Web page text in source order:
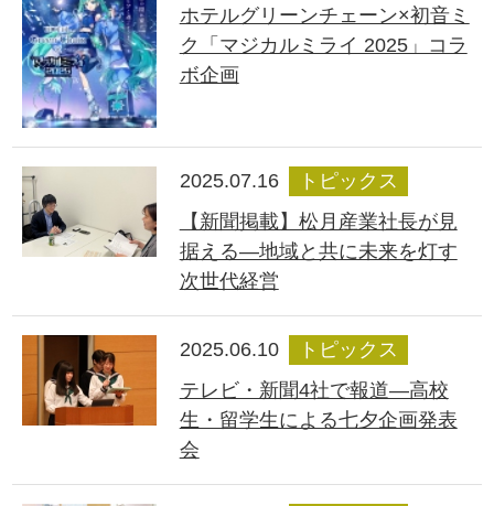
ホテルグリーンチェーン×初音ミ
ク「マジカルミライ 2025」コラ
ボ企画
2025.07.16
トピックス
【新聞掲載】松月産業社長が見
据える―地域と共に未来を灯す
次世代経営
2025.06.10
トピックス
テレビ・新聞4社で報道―高校
生・留学生による七夕企画発表
会